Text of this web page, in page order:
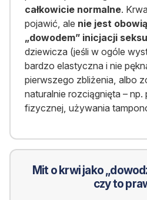
całkowicie normalne.
pojawić, ale nie jest
„dowodem” inicjacji
dziewicza (jeśli w ogóle
bardzo elastyczna i nie
pierwszego zbliżenia, albo
naturalnie rozciągnięta –
fizycznej, używania
Mit o krwi jako
czy to